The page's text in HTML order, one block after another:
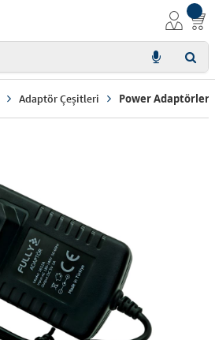
Adaptör Çeşitleri Power Adaptörler